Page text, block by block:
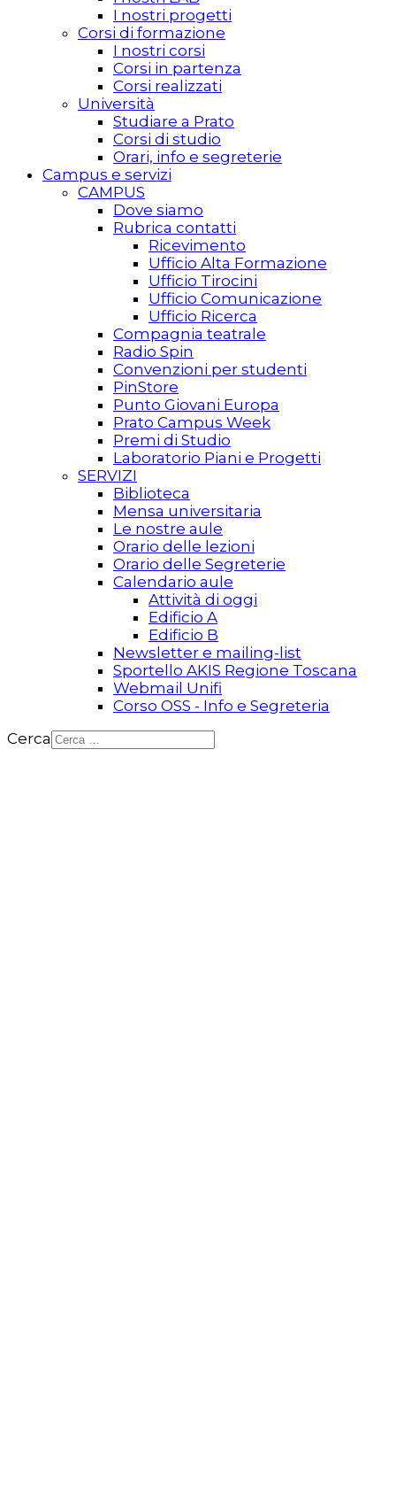
I nostri progetti
Corsi di formazione
I nostri corsi
Corsi in partenza
Corsi realizzati
Università
Studiare a Prato
Corsi di studio
Orari, info e segreterie
Campus e servizi
CAMPUS
Dove siamo
Rubrica contatti
Ricevimento
Ufficio Alta Formazione
Ufficio Tirocini
Ufficio Comunicazione
Ufficio Ricerca
Compagnia teatrale
Radio Spin
Convenzioni per studenti
PinStore
Punto Giovani Europa
Prato Campus Week
Premi di Studio
Laboratorio Piani e Progetti
SERVIZI
Biblioteca
Mensa universitaria
Le nostre aule
Orario delle lezioni
Orario delle Segreterie
Calendario aule
Attività di oggi
Edificio A
Edificio B
Newsletter e mailing-list
Sportello AKIS Regione Toscana
Webmail Unifi
Corso OSS - Info e Segreteria
Cerca